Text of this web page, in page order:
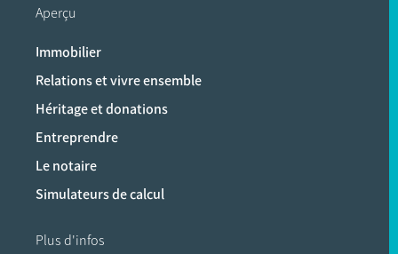
Aperçu
Immobilier
Relations et vivre ensemble
Héritage et donations
Entreprendre
Le notaire
Simulateurs de calcul
Plus d'infos